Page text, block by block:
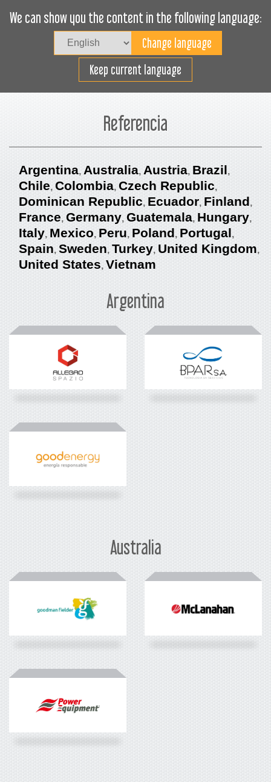
We can show you the content in the following language:
Keep current language
Rakodjon hatékonyan
Referencia
Argentina Australia Austria Brazil
Chile Colombia Czech Republic
Dominican Republic Ecuador Finland
France Germany Guatemala Hungary
Italy Mexico Peru Poland Portugal
Spain Sweden Turkey United Kingdom
United States Vietnam
Argentina
Australia